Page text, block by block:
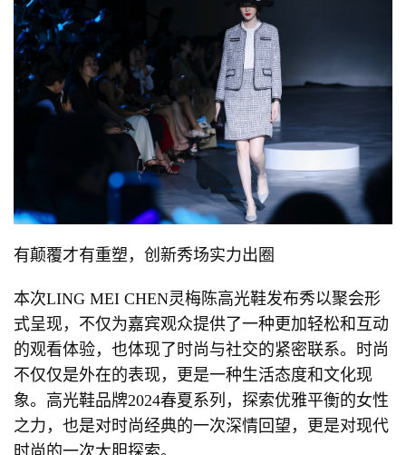
有颠覆才有重塑，创新秀场实力出圈
本次LING MEI CHEN灵梅陈高光鞋发布秀以聚会形
式呈现，不仅为嘉宾观众提供了一种更加轻松和互动
的观看体验，也体现了时尚与社交的紧密联系。时尚
不仅仅是外在的表现，更是一种生活态度和文化现
象。高光鞋品牌2024春夏系列，探索优雅平衡的女性
之力，也是对时尚经典的一次深情回望，更是对现代
时尚的一次大胆探索。